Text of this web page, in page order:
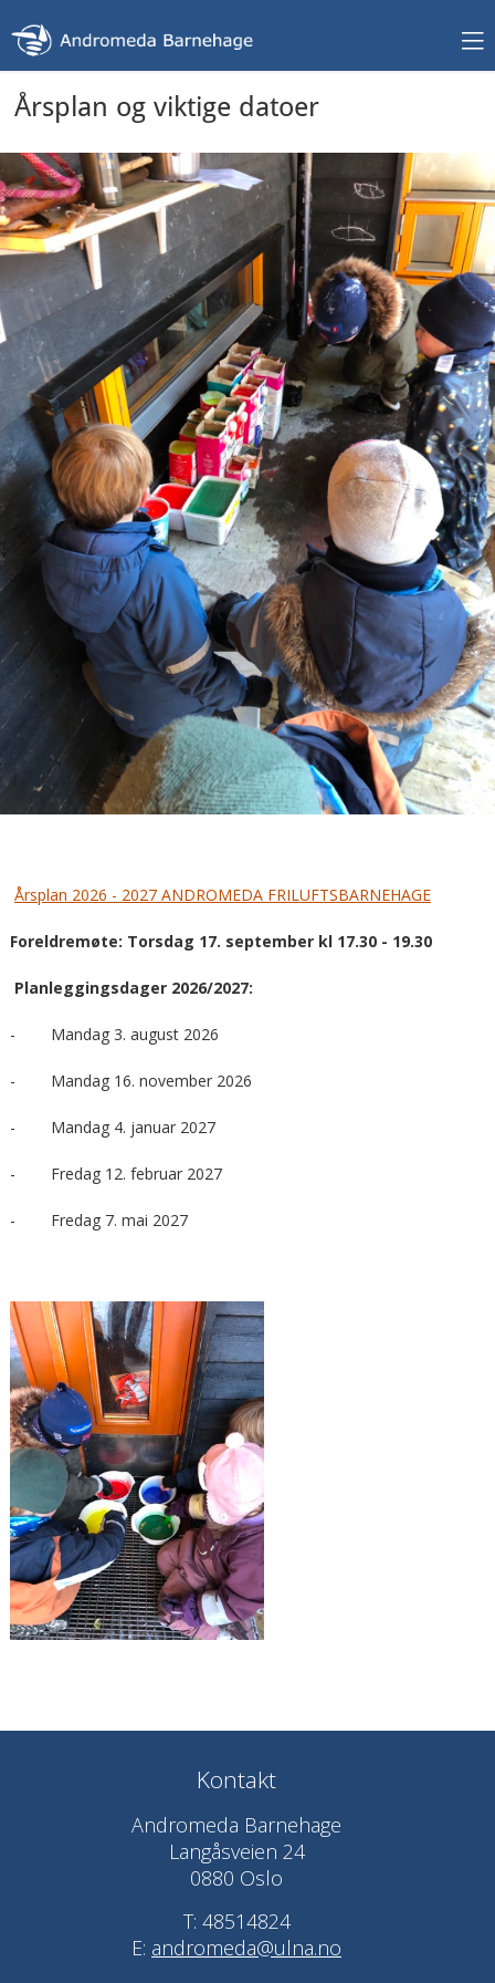
Årsplan og viktige datoer
Årsplan 2026 - 2027 ANDROMEDA FRILUFTSBARNEHAGE
Foreldremøte: Torsdag 17. september kl 17.30 - 19.30
Planleggingsdager 2026/2027:
- Mandag 3. august 2026
- Mandag 16. november 2026
- Mandag 4. januar 2027
- Fredag 12. februar 2027
- Fredag 7. mai 2027
Kontakt
Andromeda Barnehage
Langåsveien 24
0880 Oslo
T: 48514824
E: andromeda@ulna.no